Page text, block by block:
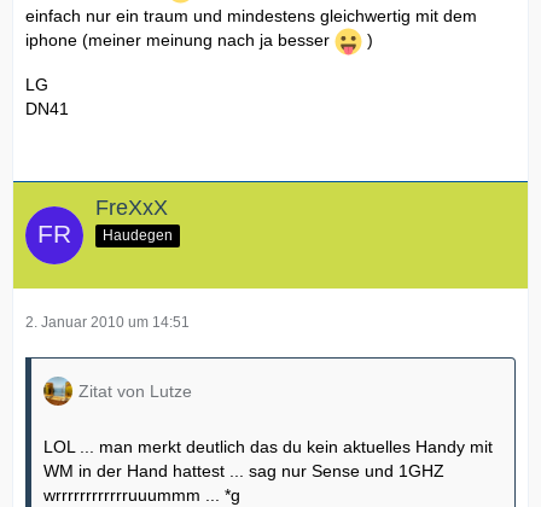
einfach nur ein traum und mindestens gleichwertig mit dem
iphone (meiner meinung nach ja besser
)
LG
DN41
FreXxX
Haudegen
2. Januar 2010 um 14:51
Zitat von Lutze
LOL ... man merkt deutlich das du kein aktuelles Handy mit
WM in der Hand hattest ... sag nur Sense und 1GHZ
wrrrrrrrrrrrruuummm ... *g